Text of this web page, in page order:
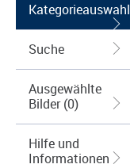
Kategorieauswahl
Suche
Ausgewählte
Bilder (0)
Hilfe und
Informationen